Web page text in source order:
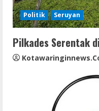
i
n
g
Politik Seruyan
Pilkades Serentak